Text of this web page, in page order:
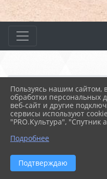
Главная
Спортивные
25.09.2025 14:08
Пользуясь нашим сайтом,
обработки персональных
веб-сайт и другие
сервисы используют
"PRO.Культура", "Спутник
Подробнее
Подтверждаю